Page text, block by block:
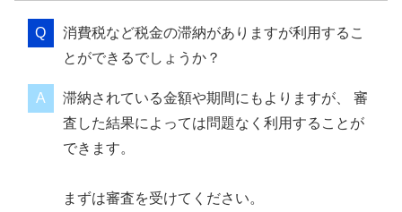
消費税など税金の滞納がありますが利用するこ
とができるでしょうか？
滞納されている金額や期間にもよりますが、 審
査した結果によっては問題なく利用することが
できます。
まずは審査を受けてください。